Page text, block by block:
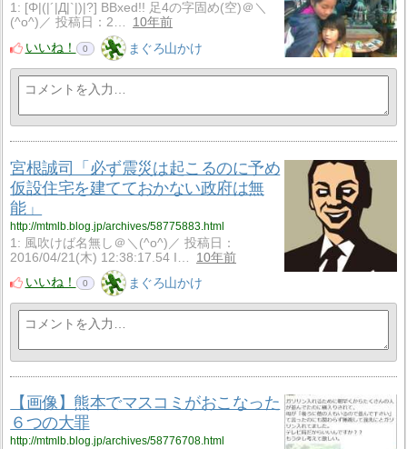
1: [Φ|(|´|Д|`|)|?] BBxed!! 足4の字固め(空)＠＼
(^o^)／ 投稿日：2…
10年前
いいね！
0 まぐろ山かけ
宮根誠司「必ず震災は起こるのに予め
仮設住宅を建てておかない政府は無
能」
http://mtmlb.blog.jp/archives/58775883.html
1: 風吹けば名無し＠＼(^o^)／ 投稿日：
2016/04/21(木) 12:38:17.54 I…
10年前
いいね！
0 まぐろ山かけ
【画像】熊本でマスコミがおこなった
６つの大罪
http://mtmlb.blog.jp/archives/58776708.html